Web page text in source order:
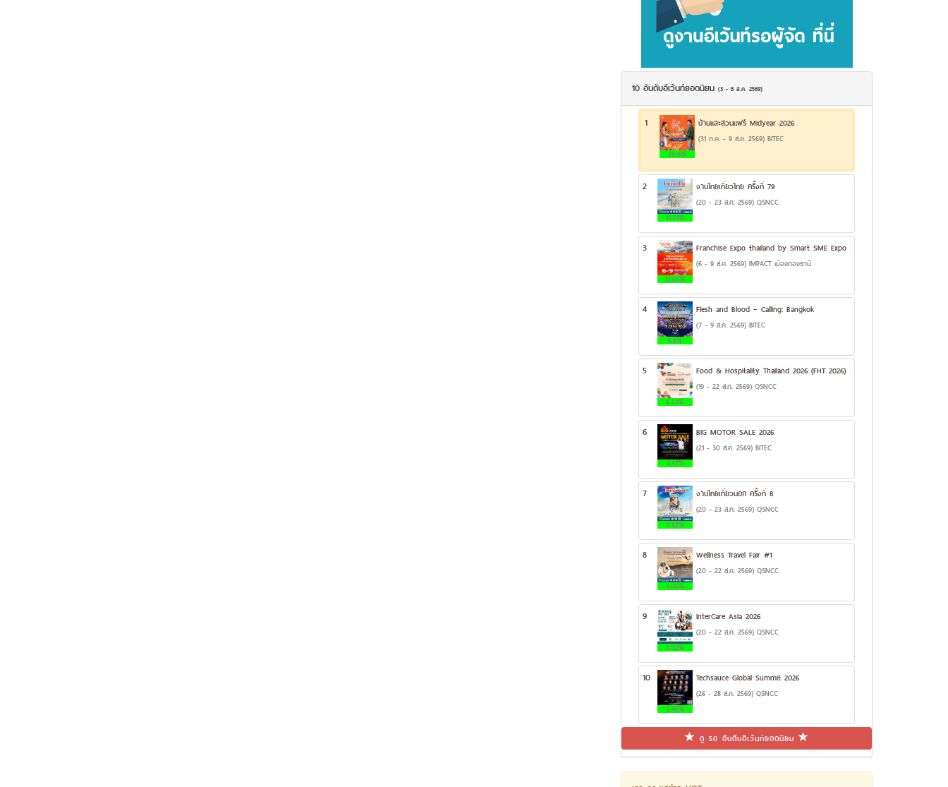
10 อันดับอีเว้นท์ยอดนิยม(3 - 8 ส.ค. 2569)
1
20.9%
บ้านและสวนแฟร์ Midyear 2026
(31 ก.ค. - 9 ส.ค. 2569) BITEC
2
13.51%
งานไทยเที่ยวไทย ครั้งที่ 79
(20 - 23 ส.ค. 2569) QSNCC
3
12.66%
Franchise Expo thailand by Smart SME Expo
(6 - 9 ส.ค. 2569) IMPACT เมืองทองธานี
4
6.6%
Flesh and Blood – Calling: Bangkok
(7 - 9 ส.ค. 2569) BITEC
5
6.53%
Food & Hospitality Thailand 2026 (FHT 2026)
(19 - 22 ส.ค. 2569) QSNCC
6
4.47%
BIG MOTOR SALE 2026
(21 - 30 ส.ค. 2569) BITEC
7
3.82%
งานไทยเที่ยวนอก ครั้งที่ 8
(20 - 23 ส.ค. 2569) QSNCC
8
3.06%
Wellness Travel Fair #1
(20 - 22 ส.ค. 2569) QSNCC
9
3.02%
InterCare Asia 2026
(20 - 22 ส.ค. 2569) QSNCC
10
2.45%
Techsauce Global Summit 2026
(26 - 28 ส.ค. 2569) QSNCC
ดู 50 อันดับอีเว้นท์ยอดนิยม